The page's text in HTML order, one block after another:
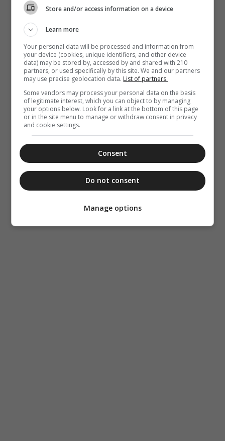
Store and/or access information on a device
Learn more
Your personal data will be processed and information from
your device (cookies, unique identifiers, and other device
data) may be stored by, accessed by and shared with 210
partners, or used specifically by this site. We and our partners
may use precise geolocation data. List of partners.
Some vendors may process your personal data on the basis
of legitimate interest, which you can object to by managing
your options below. Look for a link at the bottom of this page
or in the site menu to manage or withdraw consent in privacy
and cookie settings.
Consent
Do not consent
Manage options